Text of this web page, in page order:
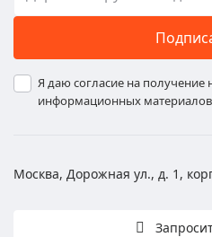
Я даю согласие на получение
информационных материалов
Москва, Дорожная ул., д. 1,